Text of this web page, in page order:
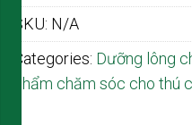
chó
mèo
Krill
hãng
SKU: N/A
Categories: Dưỡng lông
phẩm chăm sóc cho thú